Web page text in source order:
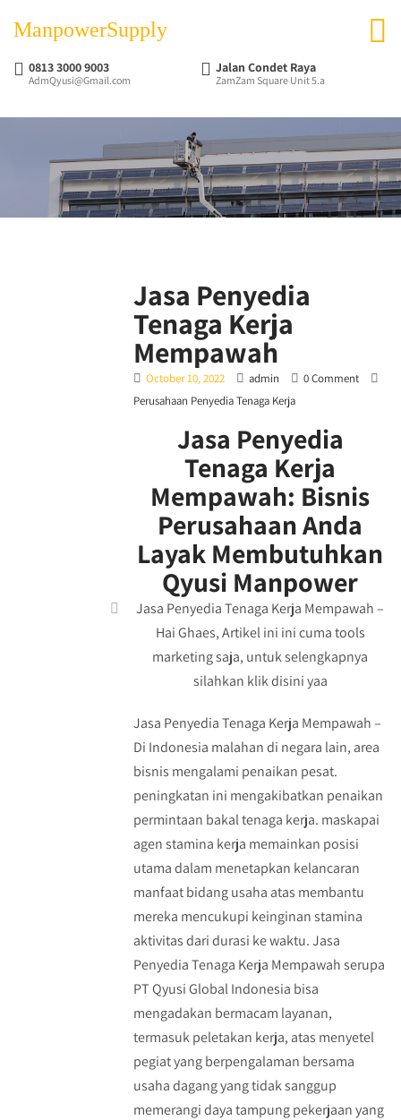
ManpowerSupply
0813 3000 9003
AdmQyusi@Gmail.com
Jalan Condet Raya
ZamZam Square Unit 5.a
Jasa Penyedia
Tenaga Kerja
Mempawah
October 10, 2022 admin
0 Comment
Perusahaan Penyedia Tenaga Kerja
Jasa Penyedia
Tenaga Kerja
Mempawah: Bisnis
Perusahaan Anda
Layak Membutuhkan
Qyusi Manpower
Jasa Penyedia Tenaga Kerja Mempawah –
Hai Ghaes, Artikel ini ini cuma tools
marketing saja, untuk selengkapnya
silahkan klik disini yaa
Jasa Penyedia Tenaga Kerja Mempawah –
Di Indonesia malahan di negara lain, area
bisnis mengalami penaikan pesat.
peningkatan ini mengakibatkan penaikan
permintaan bakal tenaga kerja. maskapai
agen stamina kerja memainkan posisi
utama dalam menetapkan kelancaran
manfaat bidang usaha atas membantu
mereka mencukupi keinginan stamina
aktivitas dari durasi ke waktu. Jasa
Penyedia Tenaga Kerja Mempawah serupa
PT Qyusi Global Indonesia bisa
mengadakan bermacam layanan,
termasuk peletakan kerja, atas menyetel
pegiat yang berpengalaman bersama
usaha dagang yang tidak sanggup
memerangi daya tampung pekerjaan yang